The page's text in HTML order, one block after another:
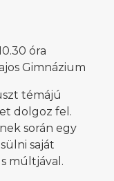
óra
Gimnázium
témájú
dolgoz fel.
során egy
saját
múltjával.